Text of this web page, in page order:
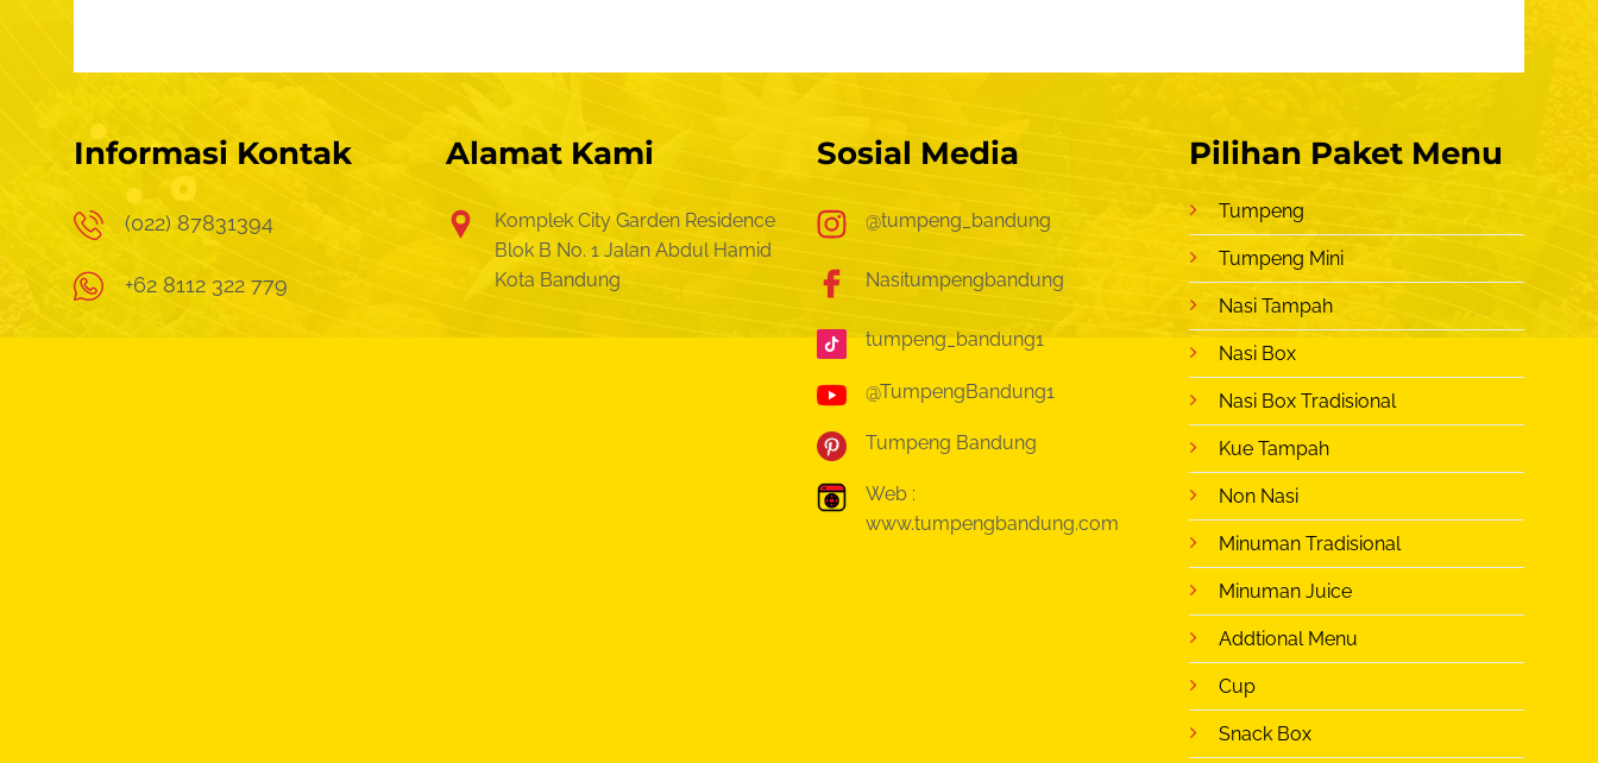
Informasi Kontak
(022) 87831394
+62 8112 322 779
Alamat Kami
Komplek City Garden Residence
Blok B No. 1 Jalan Abdul Hamid
Kota Bandung
Sosial Media
@tumpeng_bandung
Nasitumpengbandung
tumpeng_bandung1
@TumpengBandung1
Tumpeng Bandung
Web :
www.tumpengbandung.com
Pilihan Paket Menu
Tumpeng
Tumpeng Mini
Nasi Tampah
Nasi Box
Nasi Box Tradisional
Kue Tampah
Non Nasi
Minuman Tradisional
Minuman Juice
Addtional Menu
Cup
Snack Box